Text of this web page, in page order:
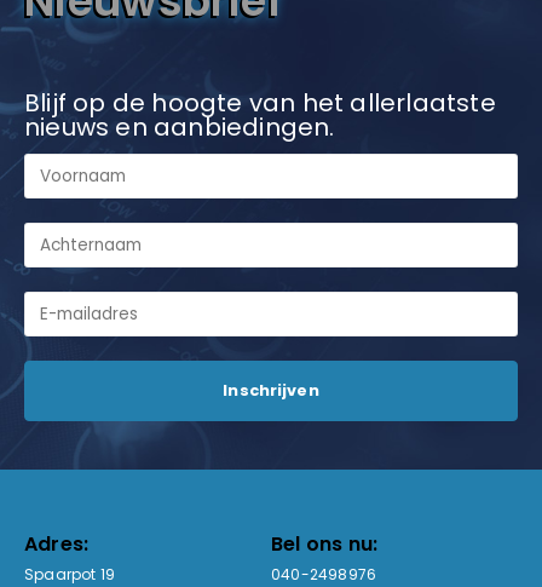
Blijf op de hoogte van het allerlaatste
nieuws en aanbiedingen.
Adres:
Spaarpot 19
Bel ons nu:
040-2498976